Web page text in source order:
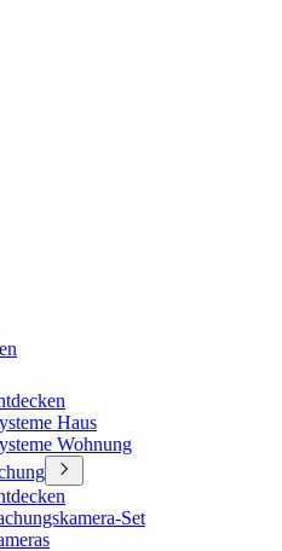
Haus
Wohnung
Set